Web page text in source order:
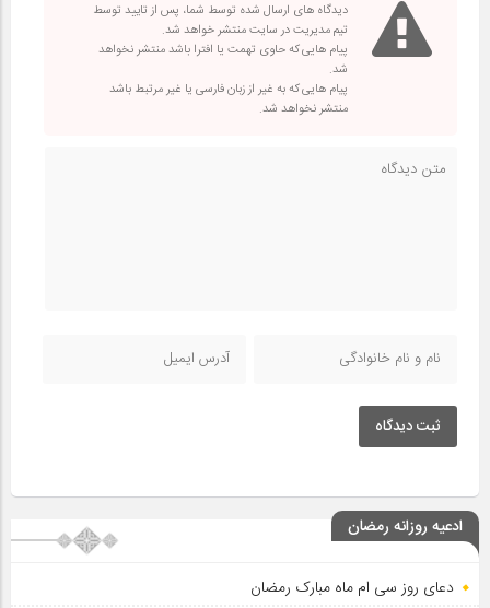
دیدگاه های ارسال شده توسط شما، پس از تایید توسط
تیم مدیریت در سایت منتشر خواهد شد.
پیام هایی که حاوی تهمت یا افترا باشد منتشر نخواهد
شد.
پیام هایی که به غیر از زبان فارسی یا غیر مرتبط باشد
منتشر نخواهد شد.
ثبت دیدگاه
ادعیه روزانه رمضان
دعای روز سی ام ماه مبارک رمضان